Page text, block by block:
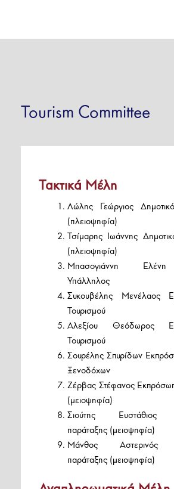
Tourism Committee
Τακτικά Μέλη
Λώλης Γεώργιος
(πλειοψηφία)
Τσίμαρης Ιωάννης
(πλειοψηφία)
Μπασογιάννη Ελένη
Υπάλληλος
Συκουβέλης Μενέλαος
Τουρισμού
Αλεξίου Θεόδωρος
Τουρισμού
Σουρέλης Σπυρίδων
Ξενοδόχων
Ζέρβας Στέφανος
(μειοψηφία)
Σιούτης Ευστάθιος
παράταξης (μειοψηφία)
Μάνθος Αστερινός
παράταξης (μειοψηφία)